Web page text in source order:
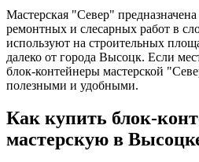
Мастерская "Север"
ремонтных и слесарных работ в
используют на строительных
далеко от города Высоцк. Если
блок-контейнеры мастерской
полезными и удобными.
Как купить блок-
мастерскую в